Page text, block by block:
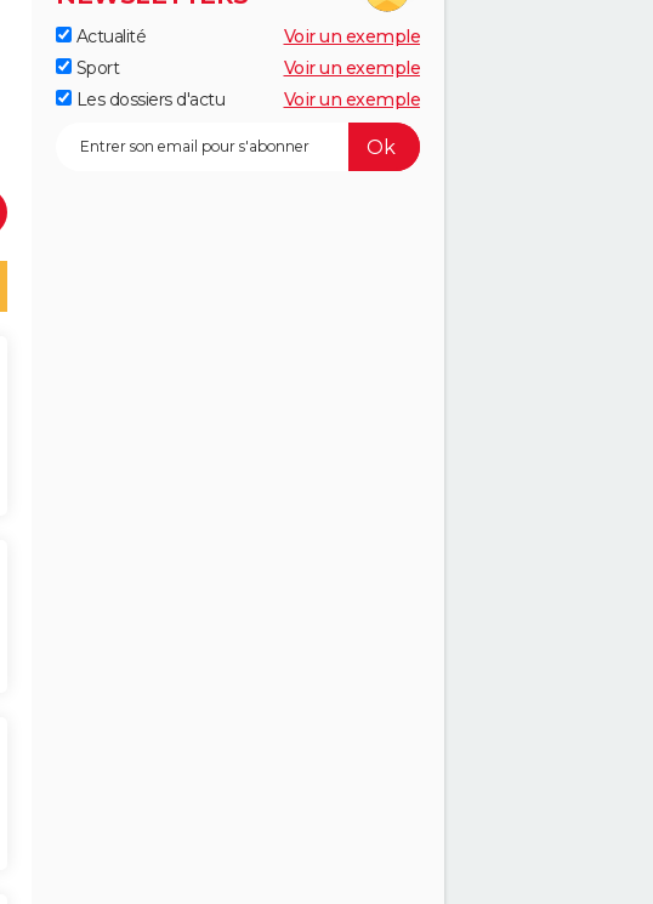
Actualité
Voir un exemple
Sport
Voir un exemple
Les dossiers d'actu
Voir un exemple